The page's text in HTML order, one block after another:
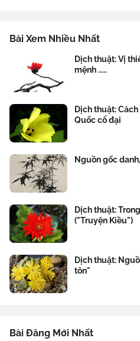
Bài Xem Nhiều Nhất
Dịch thuật: Vị
mệnh .....
Dịch thuật:
Quốc cổ đại
Nguồn gốc
Dịch thuật:
("Truyện Kiều")
Dịch thuật:
tôn"
Bài Đăng Mới Nhất